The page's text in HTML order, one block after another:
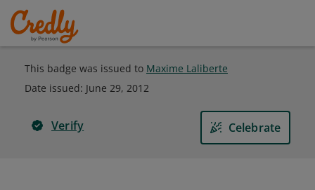
This badge was issued to Maxime Laliberte
Date issued: June 29, 2012
Verify Celebrate